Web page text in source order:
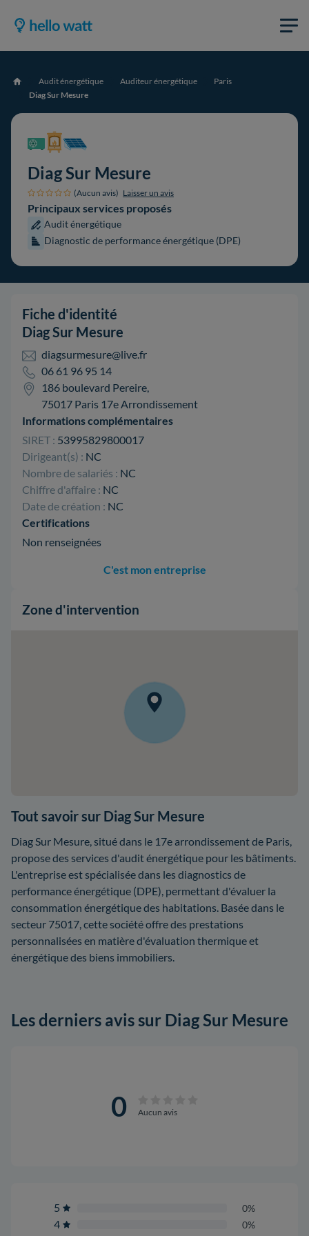
Accueil Audit énergétique Auditeur énergétique
Paris
Diag Sur Mesure
Diag Sur Mesure
(Aucun avis) Laisser un avis
Principaux services proposés
Audit énergétique
Diagnostic de performance énergétique (DPE)
Fiche d'identité
Diag Sur Mesure
diagsurmesure@live.fr
06 61 96 95 14
186 boulevard Pereire,
75017 Paris 17e Arrondissement
Informations complémentaires
SIRET : 53995829800017
Dirigeant(s) : NC
Nombre de salariés : NC
Chiffre d'affaire : NC
Date de création : NC
Certifications
Non renseignées
C'est mon entreprise
Zone d'intervention
Tout savoir sur Diag Sur Mesure
Diag Sur Mesure, situé dans le 17e arrondissement de Paris,
propose des services d'audit énergétique pour les bâtiments.
L'entreprise est spécialisée dans les diagnostics de
performance énergétique (DPE), permettant d'évaluer la
consommation énergétique des habitations. Basée dans le
secteur 75017, cette société offre des prestations
personnalisées en matière d'évaluation thermique et
énergétique des biens immobiliers.
Les derniers avis sur Diag Sur Mesure
0 Aucun avis
5 0%
4 0%